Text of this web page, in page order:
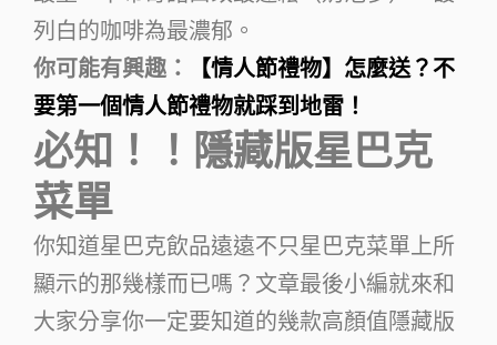
列白的咖啡為最濃郁。
你可能有興趣：
【情人節禮物】怎麼送？不
要第一個情人節禮物就踩到地雷！
必知！！隱藏版星巴克
菜單
你知道星巴克飲品遠遠不只星巴克菜單上所
顯示的那幾樣而已嗎？文章最後小編就來和
大家分享你一定要知道的幾款高顏值隱藏版